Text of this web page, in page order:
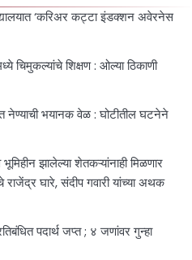
‘करिअर कट्टा इंडक्शन अवेरनेस
चिमुकल्यांचे शिक्षण : ओल्या ठिकाणी
नेण्याची भयानक वेळ : घोटीतील घटनेने
भूमिहीन झालेल्या शेतकऱ्यांनाही मिळणार
घारे, संदीप गवारी यांच्या अथक
पदार्थ जप्त ; ४ जणांवर गुन्हा